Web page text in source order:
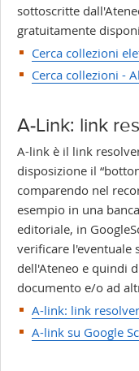
sottoscritte
gratuitamente
Cerca collezioni
Cerca collezioni -
A-Link: link
A-link è il link
disposizione il
comparendo nel
esempio in una
editoriale, in
verificare l'eventuale
dell'Ateneo e quindi
documento e/o ad
A-link: link resolver
A-link su Google